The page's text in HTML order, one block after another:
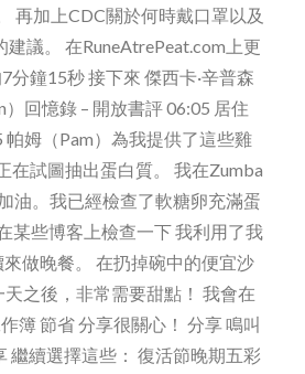
再加上CDC關於何時戴口罩以及
議。 在RuneAtrePeat.com上更
分鐘15秒 接下來 傑西卡·辛普森
）回憶錄 – 開放書評 06:05 居住
帕姆（Pam）為我提供了這些雞
在試圖抽出蛋白質。 我在Zumba
油。我已經檢查了軟糖卵充滿蛋
某些博客上檢查一下 我利用了我
做晚餐。 在扔掉碗中的便宜沙
之後，非常需要甜點！ 我會在
簿 節省 分享很關心！ 分享 鳴叫
繼續選擇這些： 復活節晚期五彩